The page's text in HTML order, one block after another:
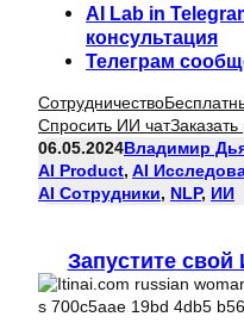
AI Lab in
консультация
Телеграм
Сотрудничество
Спросить ИИ чатЗаказать
06.05.2024Владимир
AI Product, AI
AI Сотрудники, NLP, ИИ
Запустите свой